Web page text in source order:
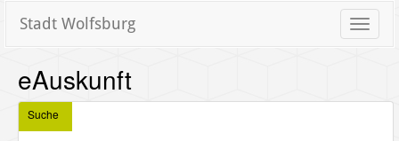
Toggle
Stadt Wolfsburg
eAuskunft
Suche